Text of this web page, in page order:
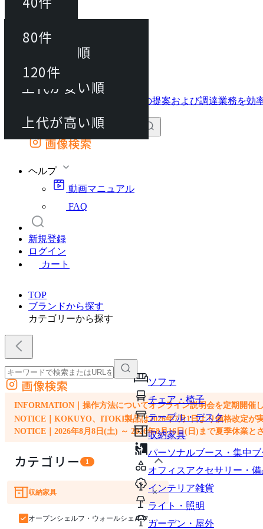
動画マニュアル
FAQ
カート
外部サイトの商品をカートに追加
画像検索
ヘルプ
動画マニュアル
FAQ
新規登録
ログイン
カート
TOP
ブランドから探す
カテゴリーから探す
ソファ
チェア・椅子
テーブル・デスク
収納家具
パーソナルブース・集中ブ
オフィスアクセサリー・備
インテリア雑貨
ライト・照明
ガーデン・屋外
外部サイトの商品をカートに追加
他のサイトで見つけた商品ページのURLを貼り付けて、カートに追加できます
画像検索
INFORMATION｜操作方法についてオンライン説明会を定期開催し
NOTICE｜KOKUYO、ITOKI製品は2026年7月1日より価格改定が
NOTICE｜2026年8月8日(土) ～ 2026年8月16日(日)まで夏季休業と
カテゴリー 1
ソファ
チェア・椅子
テーブル・デスク
収納家具 ×
オープンシェルフ・ウォールシェルフ・ラック
40件
80件
並び替え
おすすめ順
上代が安い順
上代が高い順
80件
120件